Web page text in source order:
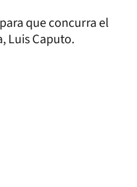
que concurra el
Luis Caputo.